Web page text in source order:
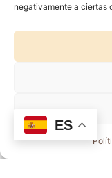
negativamente a ciertas
ES